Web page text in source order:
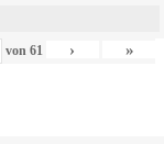
von 61 › »